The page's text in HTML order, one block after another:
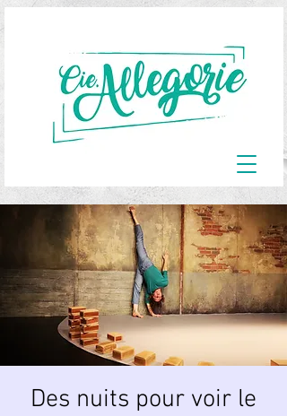
Des nuits pour voir le